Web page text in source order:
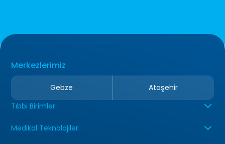
Merkezlerimiz
Gebze
Ataşehir
Tıbbi Birimler
Medikal Teknolojiler